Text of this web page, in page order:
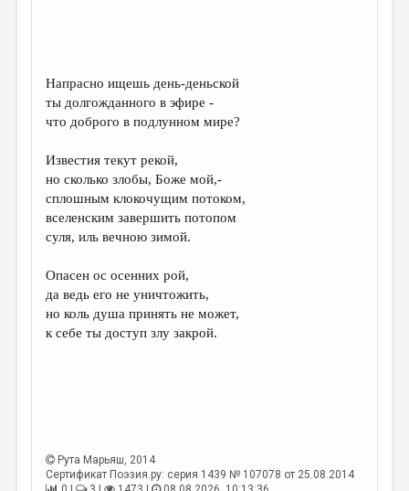
ОТДЕЛЫ И РУБРИКИ
ИЗБРАННОЕ
ПРОИЗВЕДЕНИЯ
ПЕРЕВОДЫ
КОНКУРСЫ
ДЕТСКАЯ КОМНАТА
КНИЖНАЯ ПОЛКА
ОБЗОР ЛИТЕРАТУРЫ
РЕДКОЛЛЕГИЯ
Напрасно ищешь день-деньской
ты долгожданного в эфире -
что доброго в подлунном мире?
Известия текут рекой,
но сколько злобы, Боже мой,-
сплошным клокочущим потоком,
вселенским завершить потопом
суля, иль вечною зимой.
Опасен ос осенних рой,
да ведь его не уничтожить,
но коль душа принять не может,
к себе ты доступ злу закрой.
Рута Марьяш, 2014
Сертификат Поэзия.ру: серия 1439 № 107078 от 25.08.2014